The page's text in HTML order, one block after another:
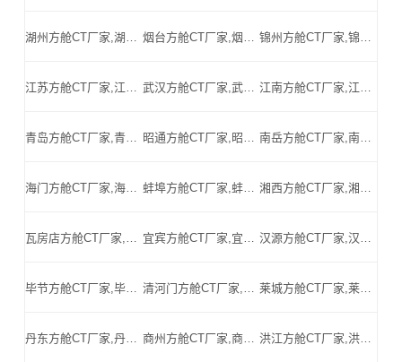
湖州方舱CT厂家,湖州方舱式CT,湖州CT方舱,湖州方舱CT,湖州医用CT方舱,湖州移动方舱CT-湖州医用CT方舱公司 烟台方舱CT厂家,烟台方舱式CT,烟台CT方舱,烟台方舱CT,烟台医用CT方舱,烟台移动方舱CT-烟台医用CT方舱公司 锦州方舱CT厂家,锦州方舱式CT,锦州CT方舱,锦州方舱CT,锦州医用CT方舱,锦州移动方舱CT-锦州医用CT方舱公司
江苏方舱CT厂家,江苏方舱式CT,江苏CT方舱,江苏方舱CT,江苏医用CT方舱,江苏移动方舱CT-江苏医用CT方舱公司 武汉方舱CT厂家,武汉方舱式CT,武汉CT方舱,武汉方舱CT,武汉医用CT方舱,武汉移动方舱CT-武汉医用CT方舱公司 江南方舱CT厂家,江南方舱式CT,江南CT方舱,江南方舱CT,江南医用CT方舱,江南移动方舱CT-江南医用CT方舱公司
青岛方舱CT厂家,青岛方舱式CT,青岛CT方舱,青岛方舱CT,青岛医用CT方舱,青岛移动方舱CT-青岛医用CT方舱公司 昭通方舱CT厂家,昭通方舱式CT,昭通CT方舱,昭通方舱CT,昭通医用CT方舱,昭通移动方舱CT-昭通医用CT方舱公司 南岳方舱CT厂家,南岳方舱式CT,南岳CT方舱,南岳方舱CT,南岳医用CT方舱,南岳移动方舱CT-南岳医用CT方舱公司
海门方舱CT厂家,海门方舱式CT,海门CT方舱,海门方舱CT,海门医用CT方舱,海门移动方舱CT-海门医用CT方舱公司 蚌埠方舱CT厂家,蚌埠方舱式CT,蚌埠CT方舱,蚌埠方舱CT,蚌埠医用CT方舱,蚌埠移动方舱CT-蚌埠医用CT方舱公司 湘西方舱CT厂家,湘西方舱式CT,湘西CT方舱,湘西方舱CT,湘西医用CT方舱,湘西移动方舱CT-湘西医用CT方舱公司
瓦房店方舱CT厂家,瓦房店方舱式CT,瓦房店CT方舱,瓦房店方舱CT,瓦房店医用CT方舱,瓦房店移动方舱CT-瓦房店医用CT方舱公司 宜宾方舱CT厂家,宜宾方舱式CT,宜宾CT方舱,宜宾方舱CT,宜宾医用CT方舱,宜宾移动方舱CT-宜宾医用CT方舱公司 汉源方舱CT厂家,汉源方舱式CT,汉源CT方舱,汉源方舱CT,汉源医用CT方舱,汉源移动方舱CT-汉源医用CT方舱公司
毕节方舱CT厂家,毕节方舱式CT,毕节CT方舱,毕节方舱CT,毕节医用CT方舱,毕节移动方舱CT-毕节医用CT方舱公司 清河门方舱CT厂家,清河门方舱式CT,清河门CT方舱,清河门方舱CT,清河门医用CT方舱,清河门移动方舱CT-清河门医用CT方舱公司 莱城方舱CT厂家,莱城方舱式CT,莱城CT方舱,莱城方舱CT,莱城医用CT方舱,莱城移动方舱CT-莱城医用CT方舱公司
丹东方舱CT厂家,丹东方舱式CT,丹东CT方舱,丹东方舱CT,丹东医用CT方舱,丹东移动方舱CT-丹东医用CT方舱公司 商州方舱CT厂家,商州方舱式CT,商州CT方舱,商州方舱CT,商州医用CT方舱,商州移动方舱CT-商州医用CT方舱公司 洪江方舱CT厂家,洪江方舱式CT,洪江CT方舱,洪江方舱CT,洪江医用CT方舱,洪江移动方舱CT-洪江医用CT方舱公司